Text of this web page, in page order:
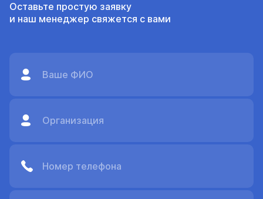
Оставьте простую заявку
и наш менеджер свяжется с вами